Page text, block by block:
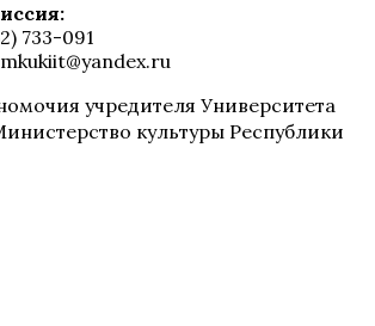
733-091
учредителя Университета
культуры Республики